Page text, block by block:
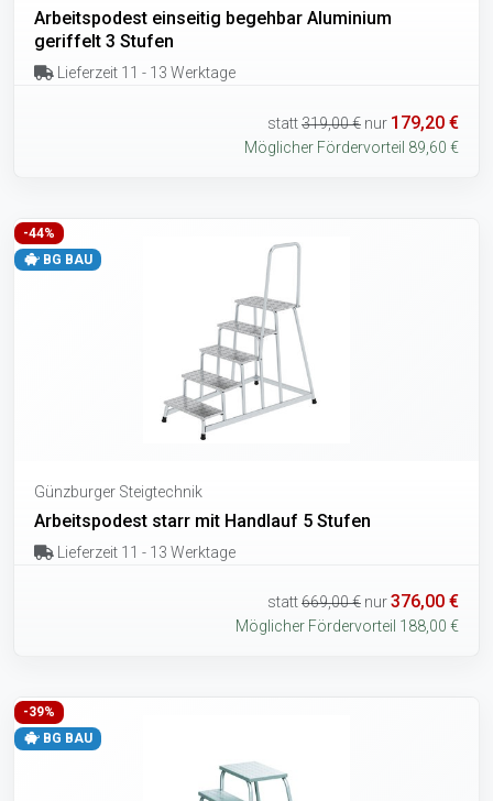
Arbeitspodest einseitig begehbar Aluminium
geriffelt 3 Stufen
Lieferzeit 11 - 13 Werktage
statt319,00 € nur 179,20 €
Möglicher Fördervorteil 89,60 €
-44%
BG BAU
Günzburger Steigtechnik
Arbeitspodest starr mit Handlauf 5 Stufen
Lieferzeit 11 - 13 Werktage
statt669,00 € nur376,00 €
Möglicher Fördervorteil 188,00 €
-39%
BG BAU